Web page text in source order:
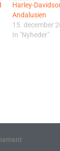
Harley-
Andalusien
15. december
In "Nyheder"